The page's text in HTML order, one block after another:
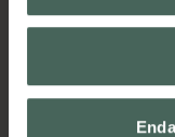
Leverans, betalning
App